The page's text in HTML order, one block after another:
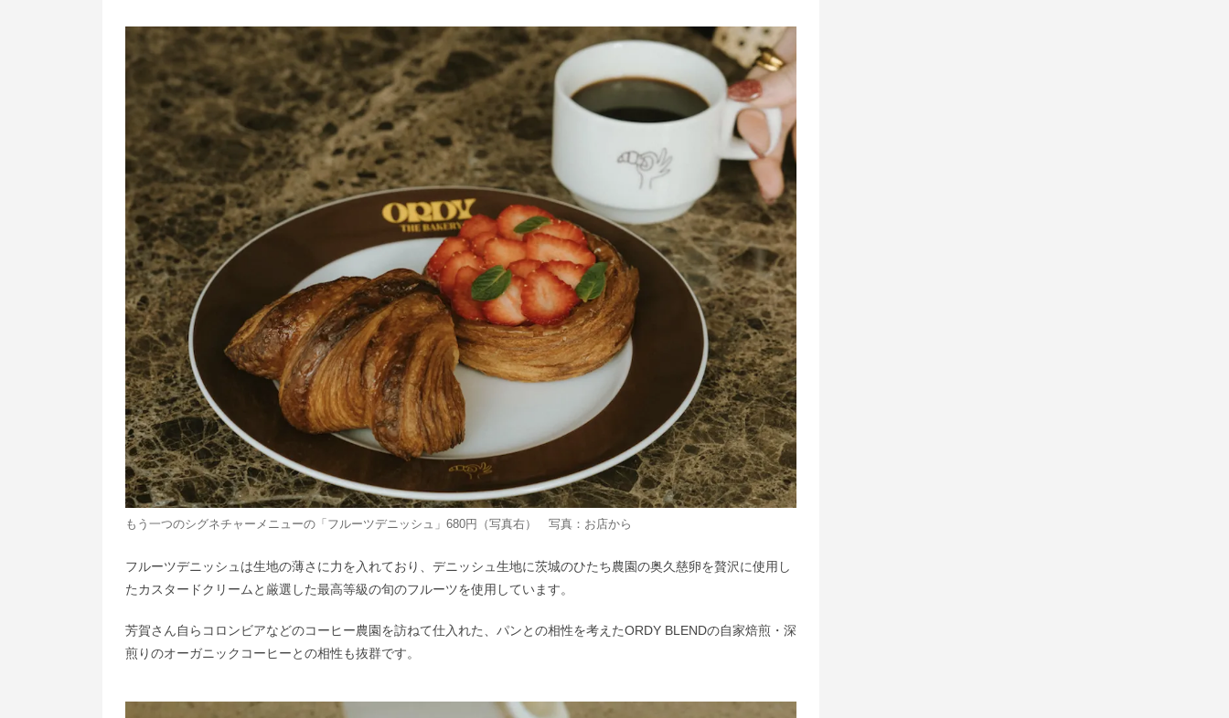
もう一つのシグネチャーメニューの「フルーツデニッシュ」680円（写真右） 写真：お店から
フルーツデニッシュは生地の薄さに力を入れており、デニッシュ生地に茨城のひたち農園の奥久慈卵を贅沢に使用し
たカスタードクリームと厳選した最高等級の旬のフルーツを使用しています。
芳賀さん自らコロンビアなどのコーヒー農園を訪ねて仕入れた、パンとの相性を考えたORDY BLENDの自家焙煎・深
煎りのオーガニックコーヒーとの相性も抜群です。